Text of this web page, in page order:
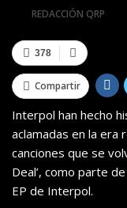
REDACCIÓN QRP
378
Compartir
Interpol han hecho
aclamadas en la era
canciones que se
Deal’, como parte
EP de Interpol.